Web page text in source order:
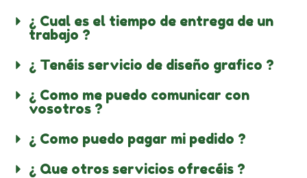
¿ Cual es el tiempo de entrega de un
trabajo ?
¿ Tenéis servicio de diseño grafico ?
¿ Como me puedo comunicar con
vosotros ?
¿ Como puedo pagar mi pedido ?
¿ Que otros servicios ofrecéis ?